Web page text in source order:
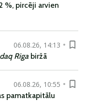
%, pircēji arvien
06.08.26, 14:13
Riga biržā
06.08.26, 10:55
pamatkapitālu